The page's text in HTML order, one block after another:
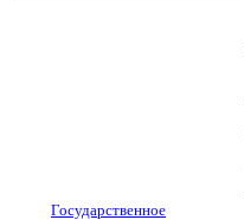
Государственное